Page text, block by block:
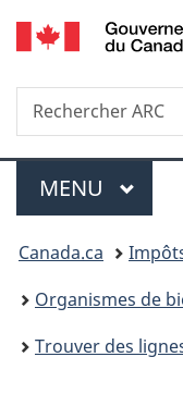
Recherche
Rechercher
ARC
Menu
MENU
Vous
êtes
ici :
Canada.ca
Organismes de
Trouver des